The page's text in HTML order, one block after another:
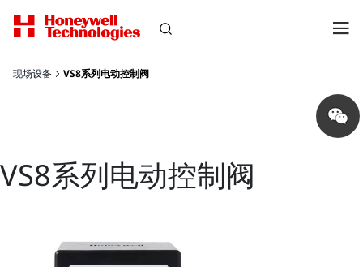
现场设备 VS8系列电动控制阀
Share
on
wechat
VS8系列电动控制阀